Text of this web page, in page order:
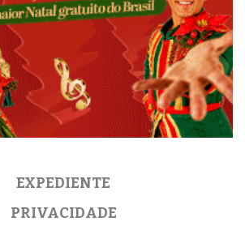
EXPEDIENTE
PRIVACIDADE